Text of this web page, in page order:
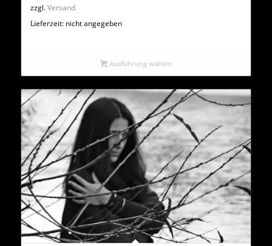
279,00 €
zzgl.Versand
Lieferzeit: nicht angegeben
Ausführung wählen